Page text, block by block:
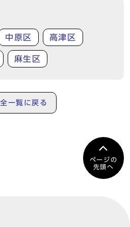
中原区 高津区
麻生区
一覧に戻る
ページの
先頭へ